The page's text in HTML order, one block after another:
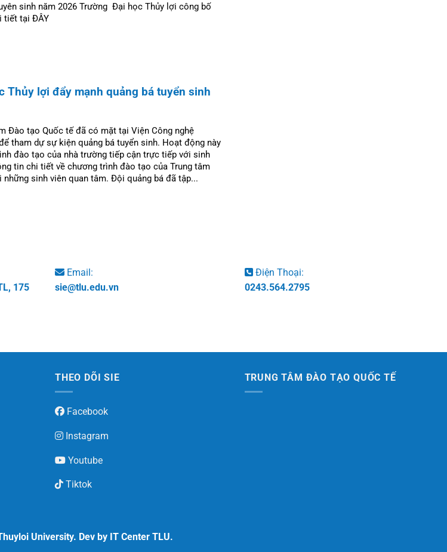
sinh năm 2026 Trường Đại học Thủy lợi công bố
tiết tại ĐÂY
Thủy lợi đẩy mạnh quảng bá tuyển sinh
Đào tạo Quốc tế đã có mặt tại Viện Công nghệ
tham dự sự kiện quảng bá tuyển sinh. Hoạt động này
đào tạo của nhà trường tiếp cận trực tiếp với sinh
tin chi tiết về chương trình đào tạo của Trung tâm
sinh viên quan tâm. Đội quảng bá đã tập...
175
Email:
sie@tlu.edu.vn
Điện Thoại:
0243.564.2795
THEO DÕI SIE
Facebook
Instagram
Youtube
Tiktok
TRUNG TÂM ĐÀO TẠO QUỐC TẾ
University. Dev by IT Center TLU.